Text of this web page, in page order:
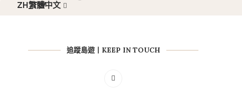
繁體中文
追蹤島遊丨KEEP IN TOUCH